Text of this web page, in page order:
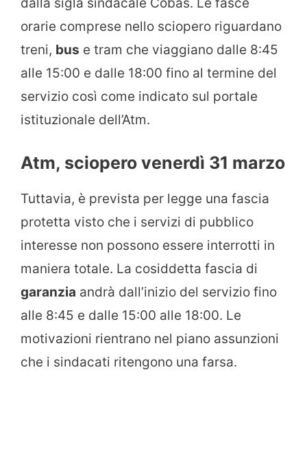
dalla sigla sindacale Cobas. Le fasce
orarie comprese nello sciopero riguardano
treni, bus e tram che viaggiano dalle 8:45
alle 15:00 e dalle 18:00 fino al termine del
servizio così come indicato sul portale
istituzionale dell’Atm.
Atm, sciopero venerdì 31 marzo
Tuttavia, è prevista per legge una fascia
protetta visto che i servizi di pubblico
interesse non possono essere interrotti in
maniera totale. La cosiddetta fascia di
garanzia andrà dall’inizio del servizio fino
alle 8:45 e dalle 15:00 alle 18:00. Le
motivazioni rientrano nel piano assunzioni
che i sindacati ritengono una farsa.